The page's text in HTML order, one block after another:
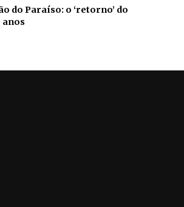
do Paraíso: o ‘retorno’ do
anos